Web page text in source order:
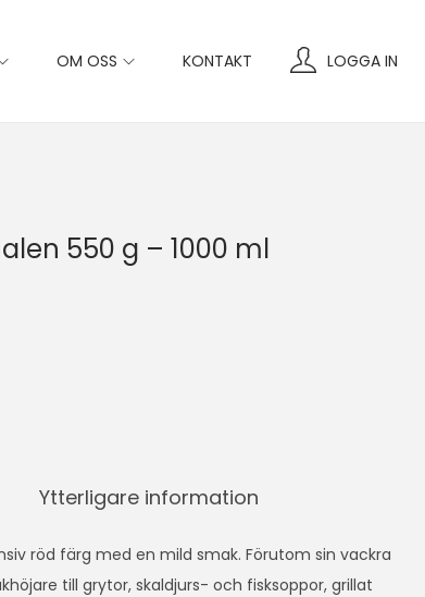
OM OSS KONTAKT LOGGA IN
550 g – 1000 ml
Ytterligare information
röd färg med en mild smak. Förutom sin vackra
till grytor, skaldjurs- och fisksoppor, grillat